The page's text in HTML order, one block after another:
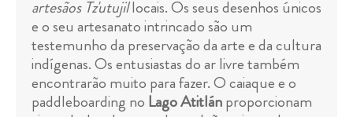
artesãos Tz'utujillocais. Os seus desenhos únicos
e o seu artesanato intrincado são um
testemunho da preservação da arte e da cultura
indígenas. Os entusiastas do ar livre também
encontrarão muito para fazer. O caiaque e o
paddleboarding no Lago Atitlánproporcionam